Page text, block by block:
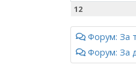
12
Форум: За
Форум: За